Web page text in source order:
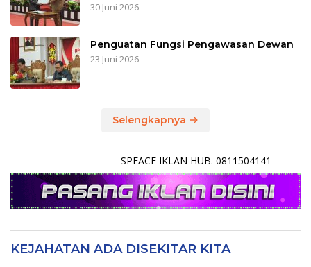
30 Juni 2026
Penguatan Fungsi Pengawasan Dewan
23 Juni 2026
Selengkapnya
SPEACE IKLAN HUB. 0811504141
KEJAHATAN ADA DISEKITAR KITA